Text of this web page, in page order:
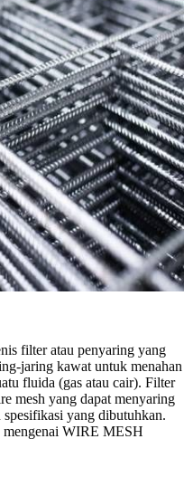
filter atau penyaring yang
jaring kawat untuk menahan
fluida (gas atau cair). Filter
mesh yang dapat menyaring
yang dibutuhkan.
mengenai WIRE MESH